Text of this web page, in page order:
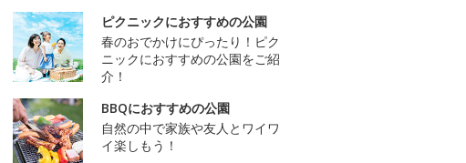
ピクニックにおすすめの公園
春のおでかけにぴったり！ピク
ニックにおすすめの公園をご紹
介！
BBQにおすすめの公園
自然の中で家族や友人とワイワ
イ楽しもう！